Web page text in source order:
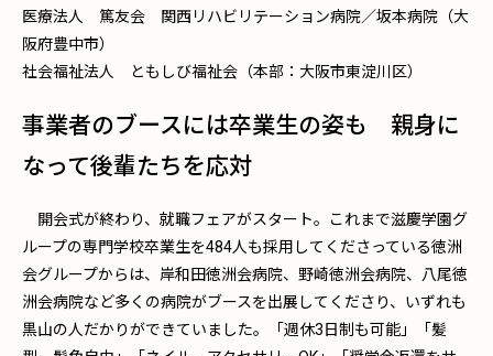
医療法人 篤友会 関西リハビリテーション病院／坂本病院（大
阪府豊中市）
社会福祉法人 ともしび福祉会（本部：大阪市東淀川区）
事業者のブースには卒業生の姿も 親身に
なって後輩たちを応対
開会式が終わり、就職フェアがスタート。これまで滋慶学園グ
ループの専門学校卒業生を484人も採用してくださっている徳洲
会グループからは、岸和田徳洲会病院、野崎徳洲会病院、八尾徳
洲会病院など多くの病院がブースを出展してくださり、いずれも
黒山の人だかりができていました。「週休3日制も可能」「髪